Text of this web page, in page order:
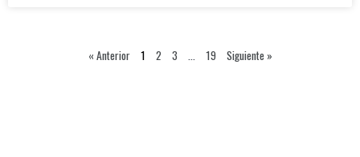
« Anterior 1 2 3 … 19 Siguiente »